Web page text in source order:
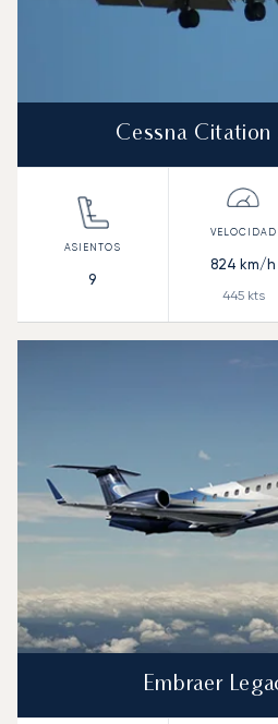
Cessna Citation
9
824 km/h
445kts
Embraer